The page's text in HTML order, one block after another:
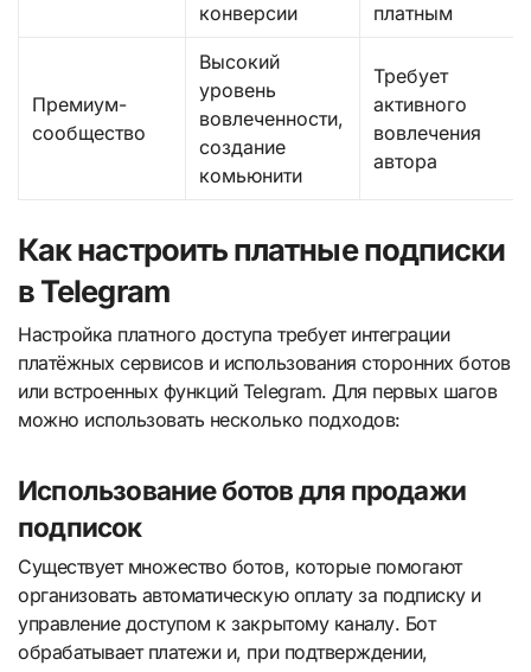
конверсии
платным
Премиум-
сообщество
Высокий
уровень
вовлеченности,
создание
комьюнити
Требует
активного
вовлечения
автора
Как настроить платные подписки
в Telegram
Настройка платного доступа требует интеграции
платёжных сервисов и использования сторонних ботов
или встроенных функций Telegram. Для первых шагов
можно использовать несколько подходов:
Использование ботов для продажи
подписок
Существует множество ботов, которые помогают
организовать автоматическую оплату за подписку и
управление доступом к закрытому каналу. Бот
обрабатывает платежи и, при подтверждении,